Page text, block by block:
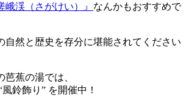
峨渓（さがけい）』 なんかもおすすめで
自然と歴史を存分に堪能されてください
蕉の湯では、
鈴飾り” を開催中！